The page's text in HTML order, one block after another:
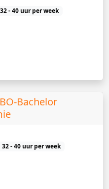
32 - 40 uur per week
Bachelor
32 - 40 uur per week